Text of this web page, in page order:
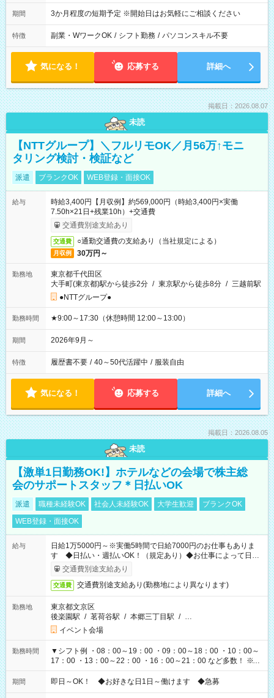
期間 3か月程度の短期予定 ※開始日はお気軽にご相談ください
特徴 副業・WワークOK / シフト勤務 / パソコンスキル不要
気になる！ 応募する 詳細へ
掲載日：2026.08.07
未読
【NTTグループ】＼フルリモOK／月56万↑モニ
タリング検討・検証など
派遣 ブランクOK WEB登録・面接OK
給与
時給3,400円【月収例】約569,000円（時給3,400円×実働
7.50h×21日+残業10h）+交通費
交通費別途支給あり
交通費 ○通勤交通費の支給あり（当社規定による）
月収例 30万円～
勤務地
東京都千代田区
大手町(東京都)駅から徒歩2分 / 東京駅から徒歩8分 / 三越前駅
●NTTグループ●
勤務時間 ★9:00～17:30（休憩時間 12:00～13:00）
期間 2026年9月～
特徴 履歴書不要 / 40～50代活躍中 / 服装自由
気になる！ 応募する 詳細へ
掲載日：2026.08.05
未読
【激単1日勤務OK!】ホテルなどの会場で株主総
会のサポートスタッフ＊日払いOK
派遣 職種未経験OK 社会人未経験OK 大学生歓迎
ブランクOK
WEB登録・面接OK
給与
日給1万5000円～※実働5時間で日給7000円のお仕事もありま
す ◆日払い・週払いOK！（規定あり）◆お仕事によって日給
も異なります
交通費別途支給あり
交通費 交通費別途支給あり(勤務地により異なります)
勤務地
東京都文京区
後楽園駅 / 茗荷谷駅 / 本郷三丁目駅 / …
イベント会場
勤務時間
▼シフト例 ・08：00～19：00 ・09：00～18：00 ・10：00～
17：00 ・13：00～22：00 ・16：00～21：00 など多数！ ※お
仕事により勤務時間が異なります
期間 即日～OK！ ◆お好きな日1日～働けます ◆急募